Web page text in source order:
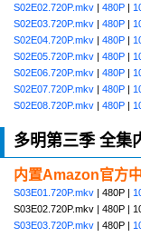
S02E02.720P.mkv | 480P |
S02E03.720P.mkv | 480P |
S02E04.720P.mkv | 480P |
S02E05.720P.mkv | 480P |
S02E06.720P.mkv | 480P |
S02E07.720P.mkv | 480P |
S02E08.720P.mkv | 480P |
多明第三季 全集
内置Amazon官方
S03E01.720P.mkv | 480P |
S03E02.720P.mkv | 480P |
S03E03.720P.mkv | 480P |